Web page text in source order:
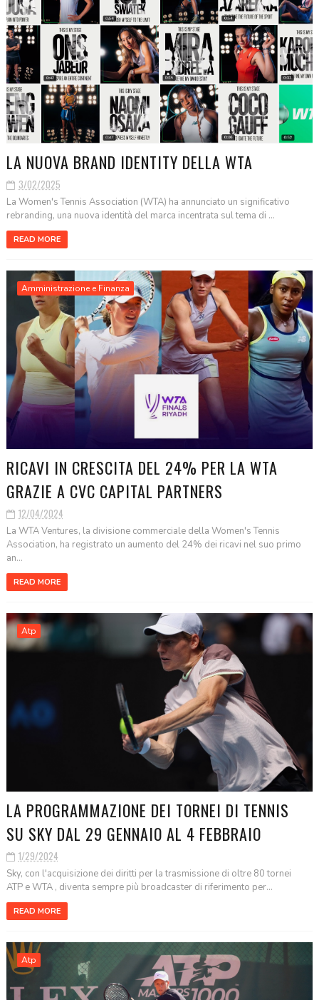
LA NUOVA BRAND IDENTITY DELLA WTA
3/02/2025
La Women's Tennis Association (WTA) ha annunciato un significativo
rebranding, una nuova identità del marca incentrata sul tema di ...
READ MORE
Amministrazione e Finanza
RICAVI IN CRESCITA DEL 24% PER LA WTA
GRAZIE A CVC CAPITAL PARTNERS
12/04/2024
La WTA Ventures, la divisione commerciale della Women's Tennis
Association, ha registrato un aumento del 24% dei ricavi nel suo primo
an...
READ MORE
Atp
LA PROGRAMMAZIONE DEI TORNEI DI TENNIS
SU SKY DAL 29 GENNAIO AL 4 FEBBRAIO
1/29/2024
Sky, con l'acquisizione dei diritti per la trasmissione di oltre 80 tornei
ATP e WTA , diventa sempre più broadcaster di riferimento per...
READ MORE
Atp